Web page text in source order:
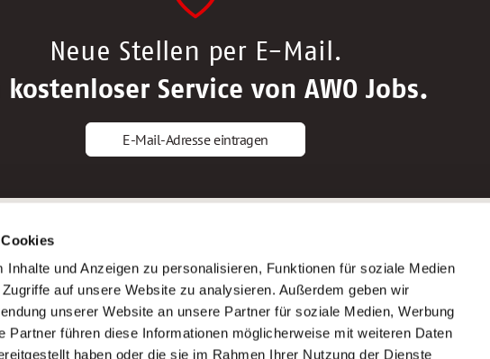
Inhalte und Anzeigen zu personalisieren, Funktionen für soziale Medien
auf unsere Website zu analysieren. Außerdem geben wir
unserer Website an unsere Partner für soziale Medien, Werbung
Partner führen diese Informationen möglicherweise mit weiteren Daten
haben oder die sie im Rahmen Ihrer Nutzung der Dienste
Neue Stellen per E-Mail.
kostenloser Service von AWO Jobs.
E-Mail-Adresse eintragen
Altenpfleger*in
Krankenpfleger*in
Altenpflegehelfer*in
Erzieher*in
AWO Gliederungen nach Bundesland
Stellenangebote nach Bundesländern
Sitemap
Impressum
Datenschutz